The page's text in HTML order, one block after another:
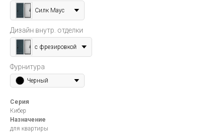
Силк Маус
Дизайн внутр. отделки
с фрезировкой
Фурнитура
Черный
Серия
Кибер
Назначение
для квартиры